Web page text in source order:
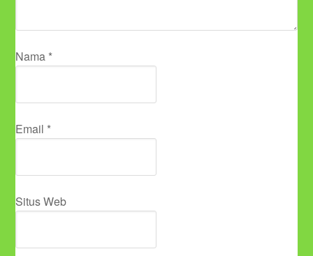
Nama *
Email *
Situs Web